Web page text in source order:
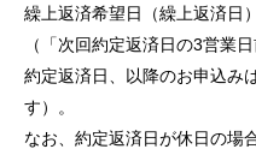
使い方
困った時は
繰上返済希望日（繰上返済日
（「次回約定返済日の3営業
約定返済日、以降のお申込み
す）。
なお、約定返済日が休日の場